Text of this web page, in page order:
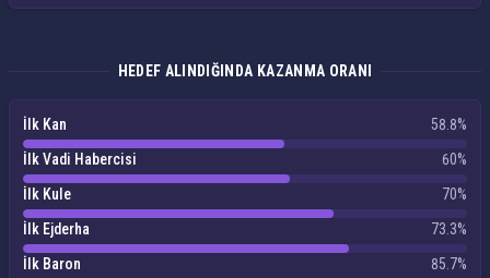
HEDEF ALINDIĞINDA KAZANMA ORANI
İlk Kan
58.8%
İlk Vadi Habercisi
60%
İlk Kule
70%
İlk Ejderha
73.3%
İlk Baron
85.7%